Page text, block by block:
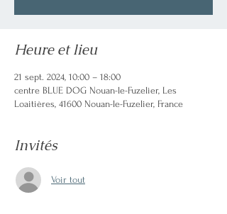
Heure et lieu
21 sept. 2024, 10:00 – 18:00
centre BLUE DOG Nouan-le-Fuzelier, Les
Loaitières, 41600 Nouan-le-Fuzelier, France
Invités
Voir tout